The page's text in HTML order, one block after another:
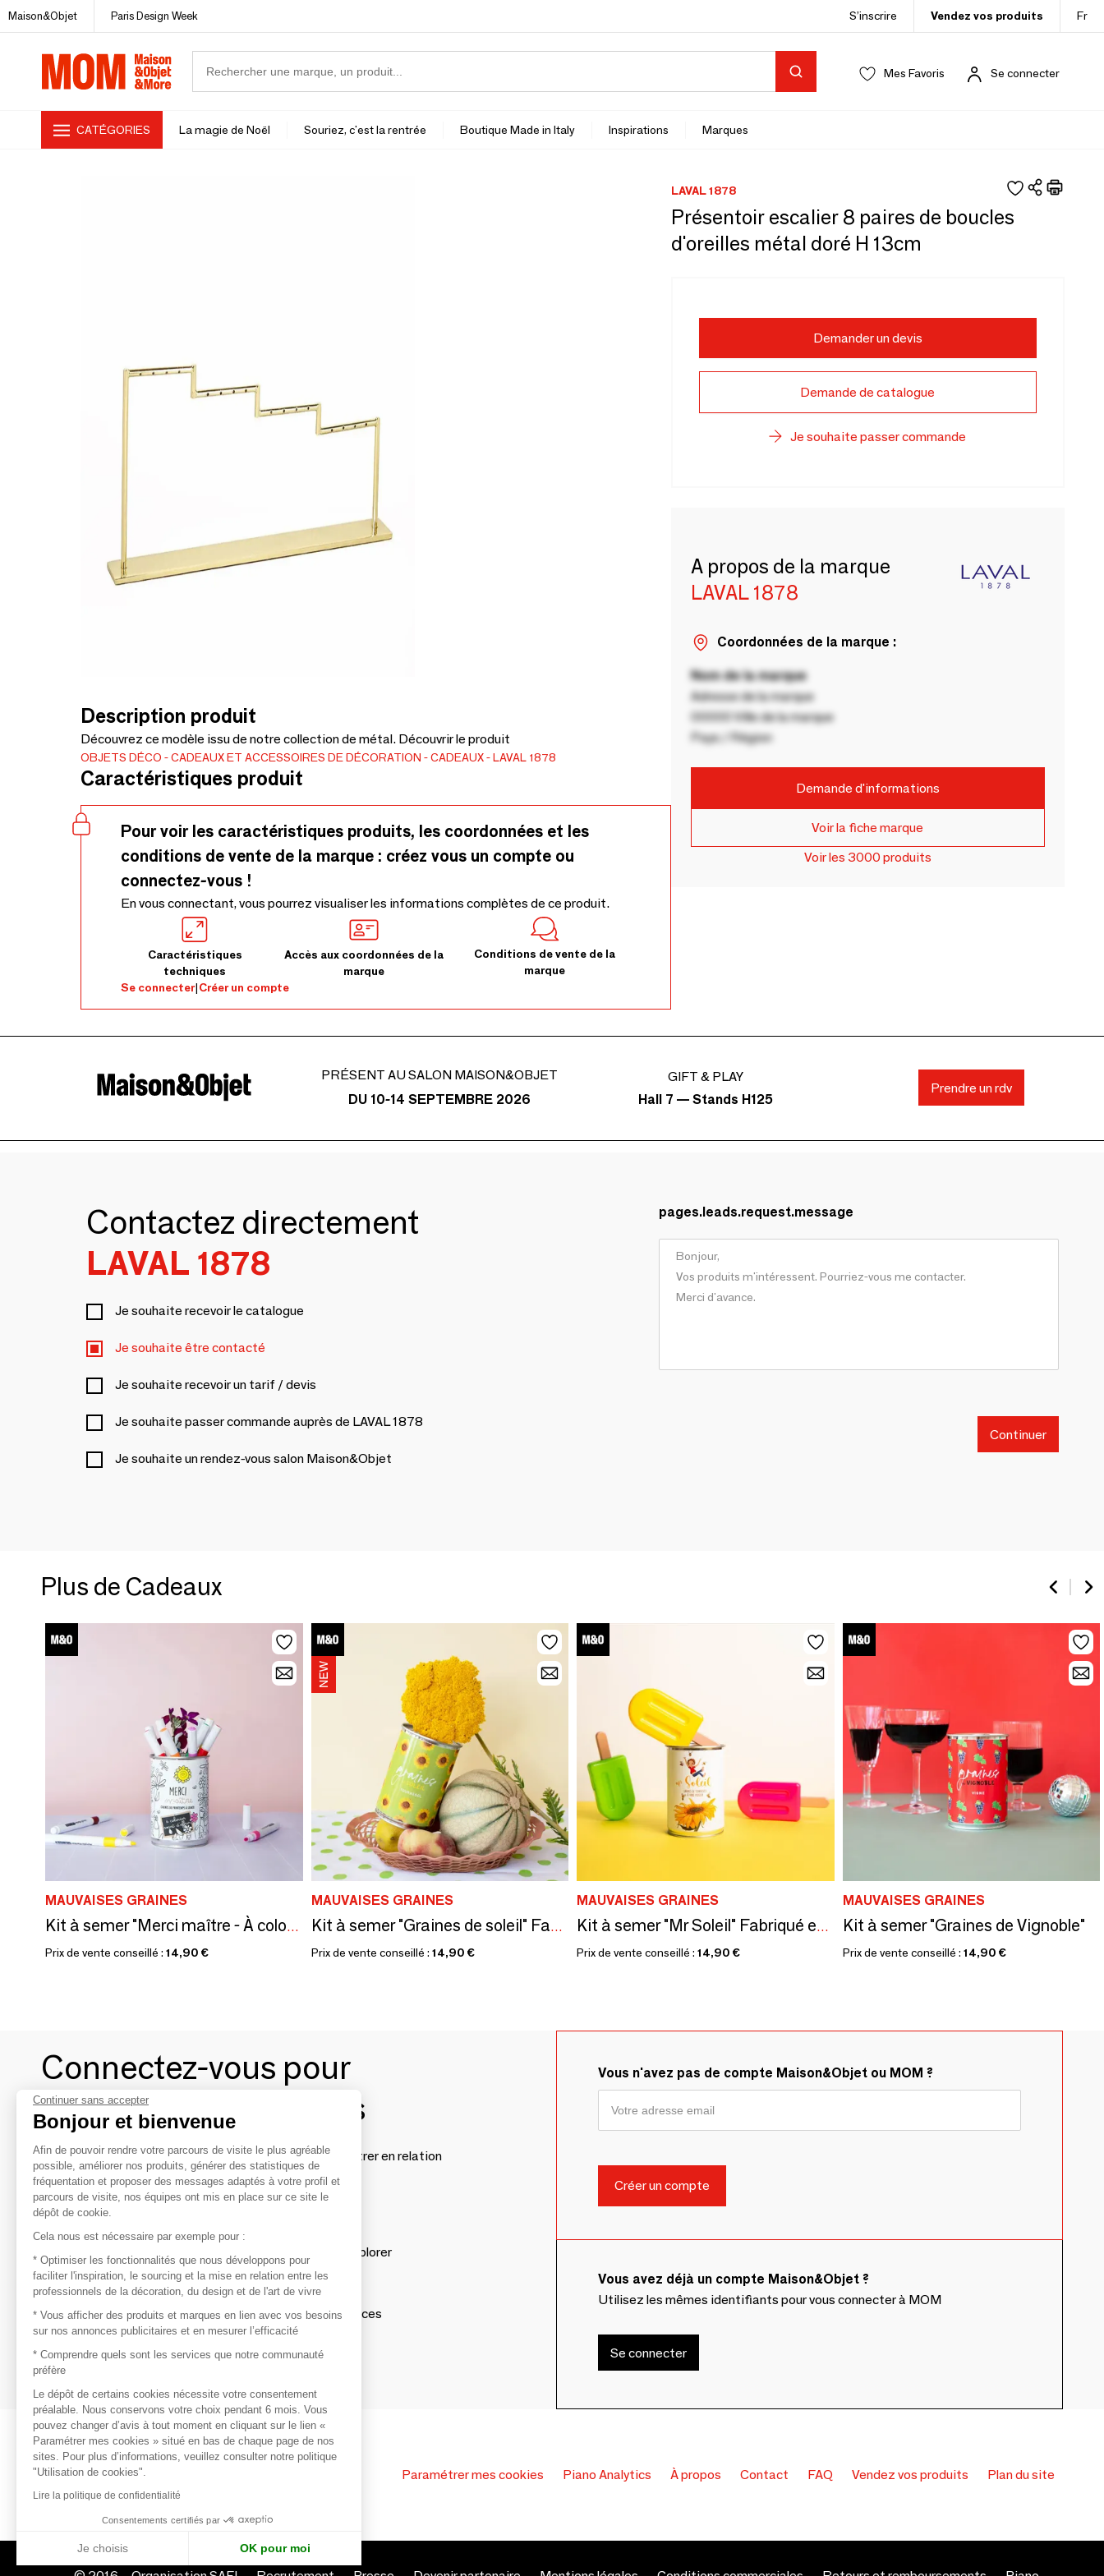
Maison&Objet Paris Design Week S’inscrire Vendez vos produits Fr
Mes Favoris Se connecter
CATÉGORIES La magie de Noël Souriez, c'est la rentrée Boutique Made in Italy Inspirations Marques
Description produit
Découvrez ce modèle issu de notre collection de métal. Découvrir le produit
OBJETS DÉCO CADEAUX ET ACCESSOIRES DE DÉCORATION CADEAUX LAVAL 1878
Caractéristiques produit
Pour voir les caractéristiques produits, les coordonnées et les
conditions de vente de la marque : créez vous un compte ou
connectez-vous !
En vous connectant, vous pourrez visualiser les informations complètes de ce produit.
Caractéristiques
techniques
Accès aux coordonnées de la
marque
Conditions de vente de la
marque
Se connecter|Créer un compte
LAVAL 1878
Présentoir escalier 8 paires de boucles
d'oreilles métal doré H 13cm
Demander un devis
Demande de catalogue
Je souhaite passer commande
A propos de la marque
LAVAL 1878
Coordonnées de la marque :
Nom de la marque
Adresse de la marque
00000 Ville de la marque
Pays / Région
Demande d'informations
Voir la fiche marque
Voir les 3000 produits
PRÉSENT AU SALON MAISON&OBJET
DU 10-14 SEPTEMBRE 2026
GIFT & PLAY
Hall 7 — Stands H125
Prendre un rdv
Contactez directement
LAVAL 1878
Je souhaite recevoir le catalogue
Je souhaite être contacté
Je souhaite recevoir un tarif / devis
Je souhaite passer commande auprès de LAVAL 1878
Je souhaite un rendez-vous salon Maison&Objet
pages.leads.request.message
Continuer
Plus de Cadeaux
MAUVAISES GRAINES
Kit à semer "Merci maître - À colorier" Fabriqué en France
Prix de vente conseillé : 14,90 €
MAUVAISES GRAINES
Kit à semer "Graines de soleil" Fabriqué en France
Prix de vente conseillé : 14,90 €
MAUVAISES GRAINES
Kit à semer "Mr Soleil" Fabriqué en France
Prix de vente conseillé : 14,90 €
MAUVAISES GRAINES
Kit à semer "Graines de Vignoble"
Prix de vente conseillé : 14,90 €
Connectez-vous pour
contacter les marques
Afin de profiter au mieux de l'expérience MOM et de rentrer en relation
avec vos marques préférées, créez-vous un compte.
Découvrir
Les produits de milliers de fournisseurs à explorer
S'inspirer
Inspiration et sélections de produits tendances
Contacter
Vous n'avez pas de compte Maison&Objet ou MOM ?
Vous avez déjà un compte Maison&Objet ?
Utilisez les mêmes identifiants pour vous connecter à MOM
Se connecter
Paramétrer mes cookies Piano Analytics À propos Contact FAQ Vendez vos produits Plan du site
Continuer sans accepter
Bonjour et bienvenue
Afin de pouvoir rendre votre parcours de visite le plus agréable
possible, améliorer nos produits, générer des statistiques de
fréquentation et proposer des messages adaptés à votre profil et
parcours de visite, nos équipes ont mis en place sur ce site le
dépôt de cookie.
Cela nous est nécessaire par exemple pour :
* Optimiser les fonctionnalités que nous développons pour
faciliter l'inspiration, le sourcing et la mise en relation entre les
professionnels de la décoration, du design et de l'art de vivre
* Vous afficher des produits et marques en lien avec vos besoins
sur nos annonces publicitaires et en mesurer l’efficacité
* Comprendre quels sont les services que notre communauté
préfère
Le dépôt de certains cookies nécessite votre consentement
préalable. Nous conservons votre choix pendant 6 mois. Vous
pouvez changer d’avis à tout moment en cliquant sur le lien «
Paramétrer mes cookies » situé en bas de chaque page de nos
sites. Pour plus d’informations, veuillez consulter notre politique
"Utilisation de cookies".
Lire la politique de confidentialité
Consentements certifiés par
Je choisis OK pour moi